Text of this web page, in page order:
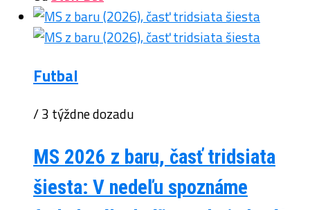
Futbal
/ 3 týždne dozadu
MS 2026 z baru, časť tridsiata
šiesta: V nedeľu spoznáme